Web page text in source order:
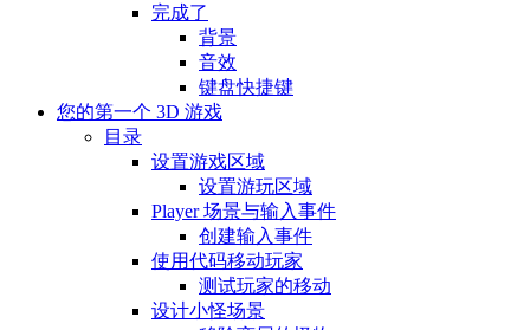
完成了
背景
音效
键盘快捷键
您的第一个 3D 游戏
目录
设置游戏区域
设置游玩区域
Player 场景与输入事件
创建输入事件
使用代码移动玩家
测试玩家的移动
设计小怪场景